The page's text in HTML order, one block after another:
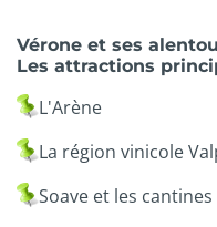
Vérone et ses
Les attractions
L'Arène
La région vinicole
Soave et les